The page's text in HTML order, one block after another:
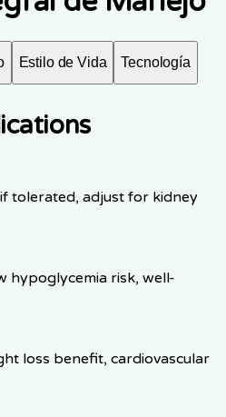
Estilo de Vida Tecnología
tolerated, adjust for kidney
hypoglycemia risk, well-
loss benefit, cardiovascular